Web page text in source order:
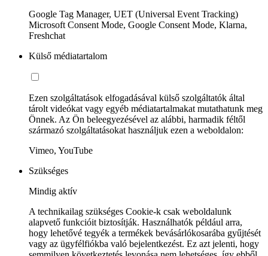
Google Tag Manager, UET (Universal Event Tracking)
Microsoft Consent Mode, Google Consent Mode, Klarna,
Freshchat
Külső médiatartalom
Ezen szolgáltatások elfogadásával külső szolgáltatók által
tárolt videókat vagy egyéb médiatartalmakat mutathatunk meg
Önnek. Az Ön beleegyezésével az alábbi, harmadik féltől
származó szolgáltatásokat használjuk ezen a weboldalon:
Vimeo, YouTube
Szükséges
Mindig aktív
A technikailag szükséges Cookie-k csak weboldalunk
alapvető funkcióit biztosítják. Használhatók például arra,
hogy lehetővé tegyék a termékek bevásárlókosarába gyűjtését
vagy az ügyfélfiókba való bejelentkezést. Ez azt jelenti, hogy